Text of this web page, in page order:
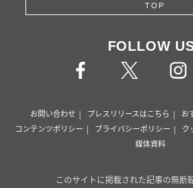
TOP
FOLLOW
お問い合わせ プレスリリースはこちら お
コンテンツポリシー
プライバシーポリシー ク
媒体資料
このサイトに掲載された記事の無断